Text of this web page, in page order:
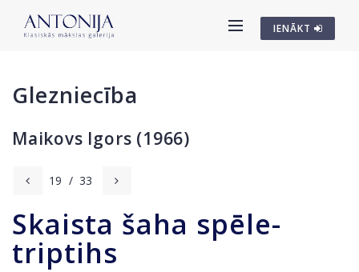
IENĀKT
Glezniecība
Maikovs Igors (1966)
19 / 33
Skaista šaha spēle-
triptihs